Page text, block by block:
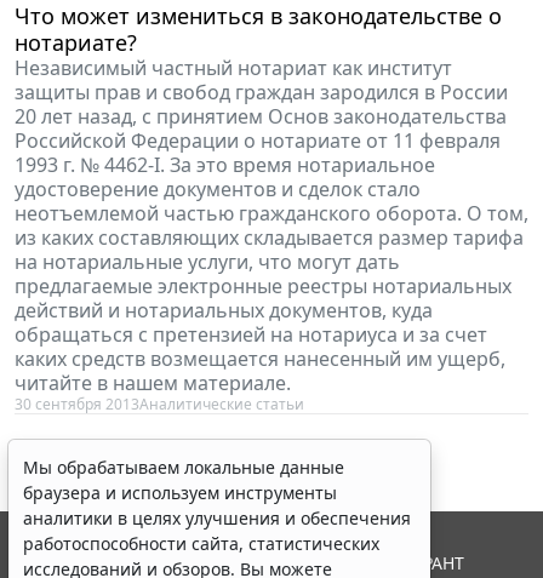
Что может измениться в законодательстве о
нотариате?
Независимый частный нотариат как институт
защиты прав и свобод граждан зародился в России
20 лет назад, с принятием Основ законодательства
Российской Федерации о нотариате от 11 февраля
1993 г. № 4462-I. За это время нотариальное
удостоверение документов и сделок стало
неотъемлемой частью гражданского оборота. О том,
из каких составляющих складывается размер тарифа
на нотариальные услуги, что могут дать
предлагаемые электронные реестры нотариальных
действий и нотариальных документов, куда
обращаться с претензией на нотариуса и за счет
каких средств возмещается нанесенный им ущерб,
читайте в нашем материале.
30 сентября 2013Аналитические статьи
Мы обрабатываем локальные данные
браузера и используем инструменты
аналитики в целях улучшения и обеспечения
работоспособности сайта, статистических
исследований и обзоров. Вы можете
© ООО "НПП "ГАРАНТ-СЕРВИС", 2026. Система ГАРАНТ